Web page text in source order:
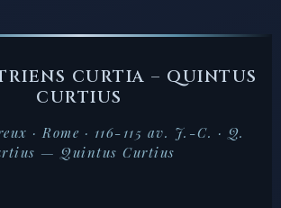
CURTIA – QUINTUS
CURTIUS
· Rome · 116-115 av. J.-C. · Q.
— Quintus Curtius